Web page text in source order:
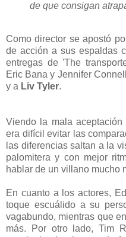
de que consigan
Como director se apostó
de acción a sus espaldas
entregas de 'The
Eric Bana y Jennifer
y a Liv Tyler.
Viendo la mala
era difícil evitar las
las diferencias saltan a la
palomitera y con mejor
hablar de un villano mucho
En cuanto a los actores,
toque escuálido a su
vagabundo, mientras que
más. Por otro lado, Tim